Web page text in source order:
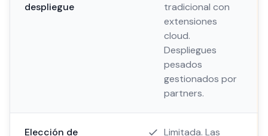
despliegue
tradicional con
extensiones
cloud.
Despliegues
pesados
gestionados por
partners.
Elección de
Limitada. Las